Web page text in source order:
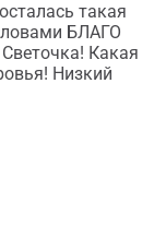
такая
БЛАГО
Какая
Низкий